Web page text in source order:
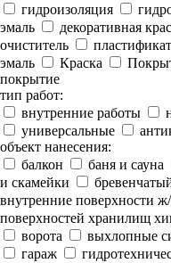
гидроизоляция
эмаль
декоративная
очиститель
эмаль
Краска
покрытие
тип работ:
внутренние работы
универсальные
объект нанесения:
балкон
баня и сауна
и скамейки
внутренние поверхности
поверхностей хранилищ
ворота
выхлопные
гараж